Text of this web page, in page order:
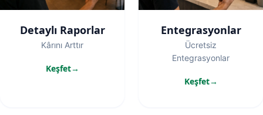
Detaylı Raporlar
Kârını Arttır
Keşfet
Entegrasyonlar
Ücretsiz
Entegrasyonlar
Keşfet